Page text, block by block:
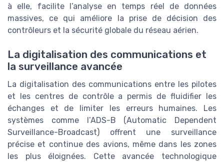
à elle, facilite l’analyse en temps réel de données
massives, ce qui améliore la prise de décision des
contrôleurs et la sécurité globale du réseau aérien.
La digitalisation des communications et
la surveillance avancée
La digitalisation des communications entre les pilotes
et les centres de contrôle a permis de fluidifier les
échanges et de limiter les erreurs humaines. Les
systèmes comme l’ADS-B (Automatic Dependent
Surveillance-Broadcast) offrent une surveillance
précise et continue des avions, même dans les zones
les plus éloignées. Cette avancée technologique